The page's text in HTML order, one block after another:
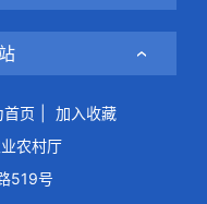
首页
加入收藏
农村厅
519号